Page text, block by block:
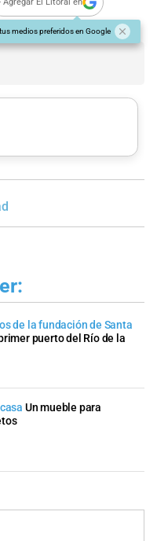
medios preferidos en Google
de la fundación de Santa
puerto del Río de la
Un mueble para